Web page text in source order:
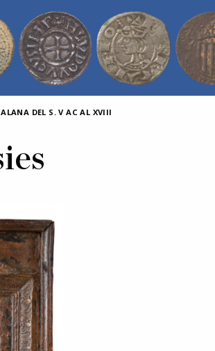
DEL S. V AC AL XVIII